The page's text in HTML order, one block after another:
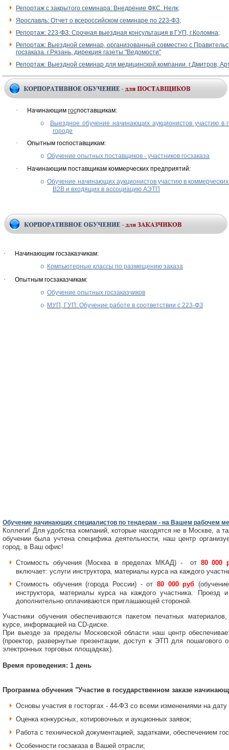
Репортаж с закрытого семинара: Внедрение ФКС. Нелк;
Ярославль: Отчет о всероссийском семинаре по 223-ФЗ;
Репортаж: 223-ФЗ: Срочная выездная консультация в ГУП, г.Коломна;
Репортаж: Выездной семинар, организованный совместно с
госзаказа. г.Рязань, дирекция газеты "Ведомости"
Репортаж: Выездной семинар для медицинской компании. г.Дмитров,
· Начинающим госпоставщикам:
o
Выездное обучение начинающих аукционистов участию
городе
·
Опытным госпоставщикам:
o Обучение опытных поставщиков - участников госзаказа
·
Начинающим поставщикам коммерческих предприятий:
o Обучение начинающих аукционистов участию в
B2B и входящих в ассоциацию АЭТП
·
Начинающим госзаказчикам:
o Компьютерные классы по размещению заказа
·
Опытным госзаказчикам:
o Обучение опытных госзаказчиков
o МУП, ГУП: Обучение работе в соответствии с 223-ФЗ
Обучение начинающих специалистов по тендерам - на Вашем рабочем
Коллеги! Для удобства компаний, которые находятся не в Москве, а
обучении была учтена специфика деятельности, наш центр
город, в Ваш офис!
Стоимость обучения (Москва в пределах МКАД) - от 80 000
включает: услуги инструктора, материалы курса на каждого
Стоимость обучения (города России) - от 80 000 руб
инструктора, материалы курса на каждого участника. Проезд
дополнительно оплачиваются приглашающей стороной.
Участники обучения обеспечиваются пакетом печатных
курсе, информацией на CD-диске.
При выезде за пределы Московской области наш центр
(проектор, развернутые презентации, доступ к ЭТП для
электронных торговых площадках).
Время проведения: 1 день
Программа обучения "Участие в государственном заказе
Основы участия в госторгах - 44-ФЗ со всеми изменениями на
Оценка конкурсных, котировочных и аукционных заявок;
Работа с технической документацией, задатками, обеспечением
Особенности госзаказа в Вашей отрасли;